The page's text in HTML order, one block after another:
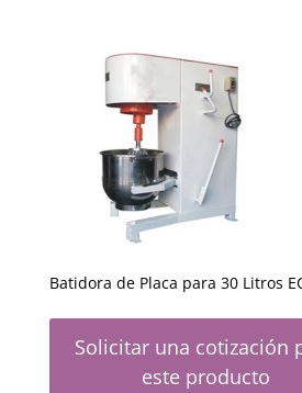
Batidora de Placa para 30 Litros
Solicitar una cotización
este producto